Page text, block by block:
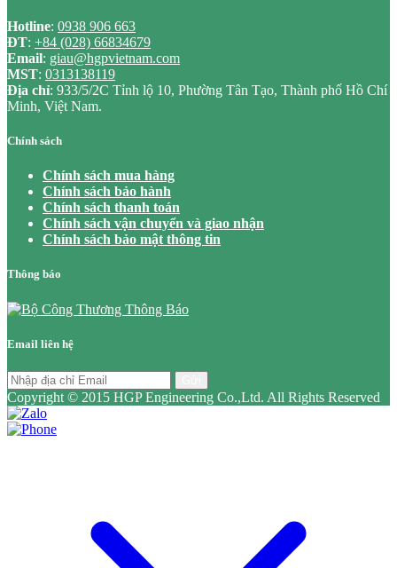
Hotline: 0938 906 663
ĐT: +84 (028) 66834679
Email: giau@hgpvietnam.com
MST: 0313138119
Địa chỉ: 933/5/2C Tỉnh lộ 10, Phường Tân Tạo, Thành phố Hồ Chí
Minh, Việt Nam.
Chính sách
Chính sách mua hàng
Chính sách bảo hành
Chính sách thanh toán
Chính sách vận chuyển và giao nhận
Chính sách bảo mật thông tin
Thông báo
Email liên hệ
Copyright © 2015 HGP Engineering Co.,Ltd. All Rights Reserved